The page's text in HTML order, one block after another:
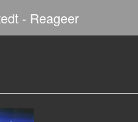
- Reageer